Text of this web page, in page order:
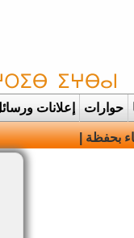
حوارات إعلانات ورسائل
القرآن الكريم